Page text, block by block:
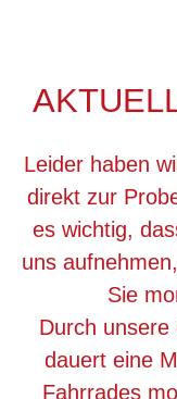
Leider haben
direkt zur
es wichtig,
uns
Sie
Durch
dauert eine
Fahrrades